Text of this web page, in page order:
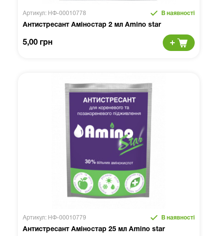
Артикул: НФ-00010778 В наявності
Антистресант Аміностар 2 мл Amino star
5,00 грн
Артикул: НФ-00010779 В наявності
Антистресант Аміностар 25 мл Amino star